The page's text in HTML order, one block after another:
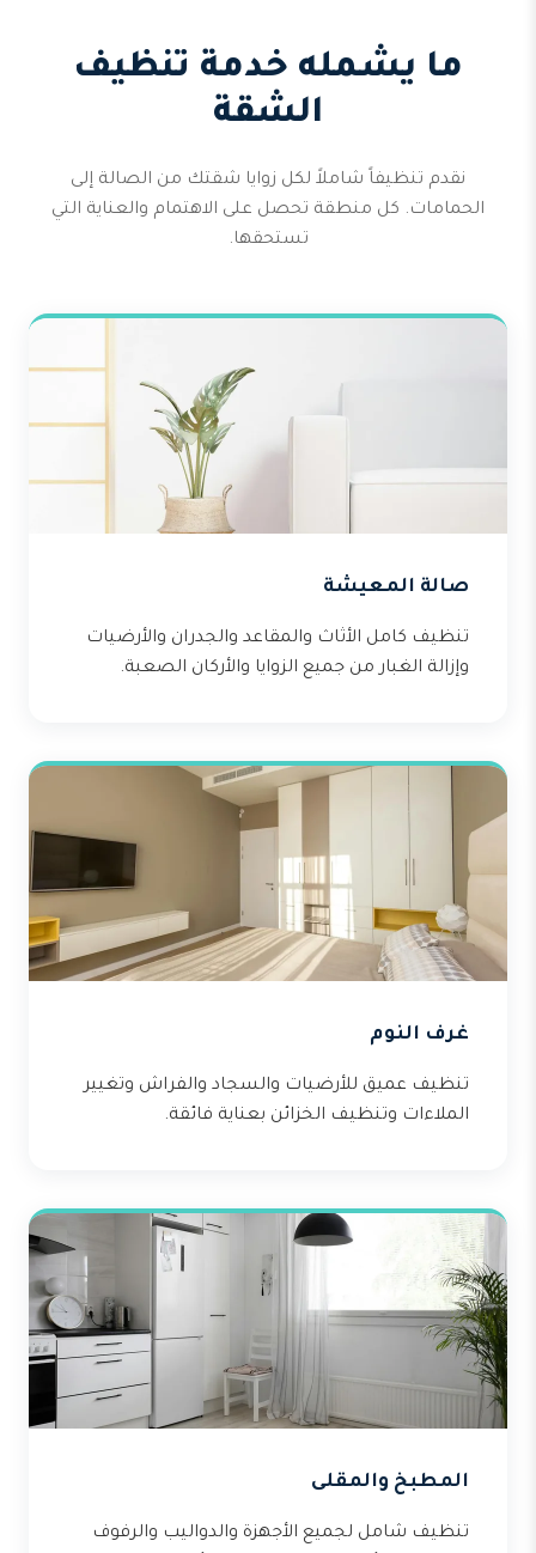
ما يشمله خدمة تنظيف
الشقة
نقدم تنظيفاً شاملاً لكل زوايا شقتك من الصالة إلى
الحمامات. كل منطقة تحصل على الاهتمام والعناية التي
تستحقها.
صالة المعيشة
تنظيف كامل الأثاث والمقاعد والجدران والأرضيات
وإزالة الغبار من جميع الزوايا والأركان الصعبة.
غرف النوم
تنظيف عميق للأرضيات والسجاد والفراش وتغيير
الملاءات وتنظيف الخزائن بعناية فائقة.
المطبخ والمقلى
تنظيف شامل لجميع الأجهزة والدواليب والرفوف